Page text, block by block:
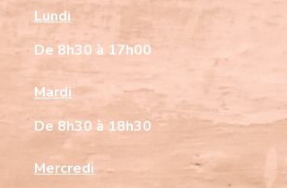
Lundi
De 8h30 à 17h00
Mardi
De 8h30 à 18h30
Mercredi